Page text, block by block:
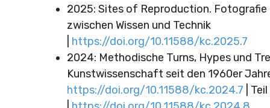
2025: Sites of Reproduction. Fotografie
zwischen Wissen und Technik
https://doi.org/10.11588/kc.2025.7
2024: Methodische Turns, Hypes und
Kunstwissenschaft seit den 1960er
https://doi.org/10.11588/kc.2024.7 |